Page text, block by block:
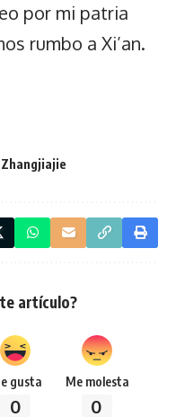
por mi patria
rumbo a Xi’an.
artículo?
gusta
0
Me molesta
0